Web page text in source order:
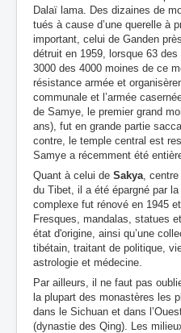
Dalaï lama. Des dizaines de
tués à cause d’une querelle à
important, celui de Ganden
détruit en 1959, lorsque 63
3000 des 4000 moines de ce
résistance armée et
communale et l’armée
de Samye
le premier grand
ans), fut en grande partie
contre, le temple central est
Samye a récemment été
Quant à celui de Sakya ,
du Tibet, il a été épargné par
complexe fut rénové en 1945
Fresques, mandalas, statues
état d'origine, ainsi qu’une
tibétain, traitant de politique,
astrologie et médecine.
Par ailleurs, il ne faut pas
la plupart des monastères les
dans le Sichuan et dans
(dynastie des Qing). Les